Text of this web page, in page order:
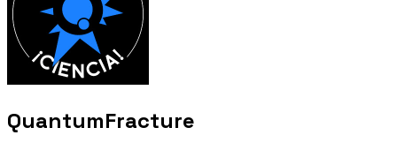
QuantumFracture